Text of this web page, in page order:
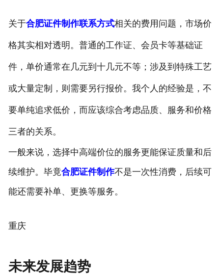
关于合肥证件制作联系方式相关的费用问题，市场价
格其实相对透明。普通的工作证、会员卡等基础证
件，单价通常在几元到十几元不等；涉及到特殊工艺
或大量定制，则需要另行报价。我个人的经验是，不
要单纯追求低价，而应该综合考虑品质、服务和价格
三者的关系。
一般来说，选择中高端价位的服务更能保证质量和后
续维护。毕竟合肥证件制作不是一次性消费，后续可
能还需要补单、更换等服务。
重庆
未来发展趋势